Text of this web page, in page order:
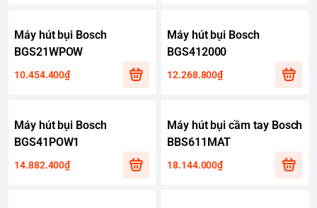
Máy hút bụi Bosch
BGS21WPOW
10.454.400₫
Máy hút bụi Bosch
BGS412000
12.268.800₫
Máy hút bụi Bosch
BGS41POW1
14.882.400₫
Máy hút bụi cầm tay Bosch
BBS611MAT
18.144.000₫